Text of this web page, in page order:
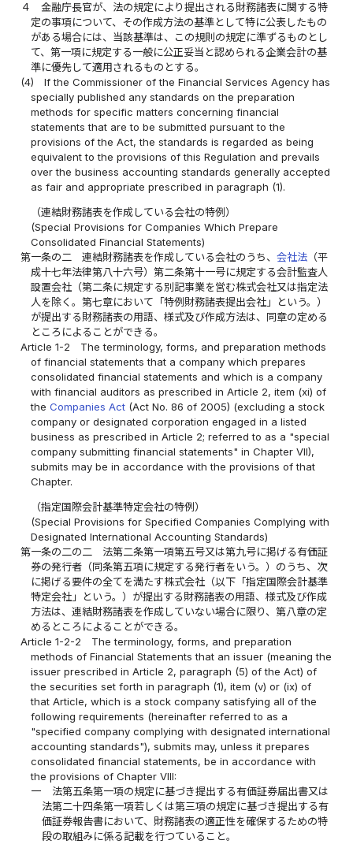
４
金融庁長官が、法の規定により提出される財務諸表に関する特
定の事項について、その作成方法の基準として特に公表したもの
がある場合には、当該基準は、この規則の規定に準ずるものとし
て、第一項に規定する一般に公正妥当と認められる企業会計の基
準に優先して適用されるものとする。
(4)
If the Commissioner of the Financial Services Agency has
specially published any standards on the preparation
methods for specific matters concerning financial
statements that are to be submitted pursuant to the
provisions of the Act, the standards is regarded as being
equivalent to the provisions of this Regulation and prevails
over the business accounting standards generally accepted
as fair and appropriate prescribed in paragraph (1).
（連結財務諸表を作成している会社の特例）
(Special Provisions for Companies Which Prepare
Consolidated Financial Statements)
第一条の二
連結財務諸表を作成している会社のうち、会社法 （平
成十七年法律第八十六号）第二条第十一号に規定する会計監査人
設置会社（第二条に規定する別記事業を営む株式会社又は指定法
人を除く。第七章において「特例財務諸表提出会社」という。）
が提出する財務諸表の用語、様式及び作成方法は、同章の定める
ところによることができる。
Article 1-2
The terminology, forms, and preparation methods
of financial statements that a company which prepares
consolidated financial statements and which is a company
with financial auditors as prescribed in Article 2, item (xi) of
theCompanies Act (Act No. 86 of 2005) (excluding a stock
company or designated corporation engaged in a listed
business as prescribed in Article 2; referred to as a "special
company submitting financial statements" in Chapter VII),
submits may be in accordance with the provisions of that
Chapter.
（指定国際会計基準特定会社の特例）
(Special Provisions for Specified Companies Complying with
Designated International Accounting Standards)
第一条の二の二
法第二条第一項第五号又は第九号に掲げる有価証
券の発行者（同条第五項に規定する発行者をいう。）のうち、次
に掲げる要件の全てを満たす株式会社（以下「指定国際会計基準
特定会社」という。）が提出する財務諸表の用語、様式及び作成
方法は、連結財務諸表を作成していない場合に限り、第八章の定
めるところによることができる。
Article 1-2-2
The terminology, forms, and preparation
methods of Financial Statements that an issuer (meaning the
issuer prescribed in Article 2, paragraph (5) of the Act) of
the securities set forth in paragraph (1), item (v) or (ix) of
that Article, which is a stock company satisfying all of the
following requirements (hereinafter referred to as a
"specified company complying with designated international
accounting standards"), submits may, unless it prepares
consolidated financial statements, be in accordance with
the provisions of Chapter VIII:
一
法第五条第一項の規定に基づき提出する有価証券届出書又は
法第二十四条第一項若しくは第三項の規定に基づき提出する有
価証券報告書において、財務諸表の適正性を確保するための特
段の取組みに係る記載を行つていること。